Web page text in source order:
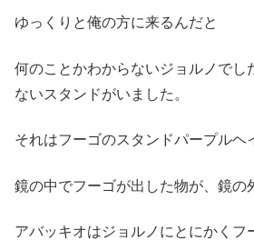
ゆっくりと俺の方に来るんだと
何のことかわからないジョルノでし
ないスタンドがいました。
それはフーゴのスタンドパープルヘ
鏡の中でフーゴが出した物が、鏡の
アバッキオはジョルノにとにかくフ